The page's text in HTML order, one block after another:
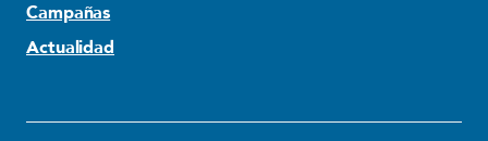
Campañas
Actualidad